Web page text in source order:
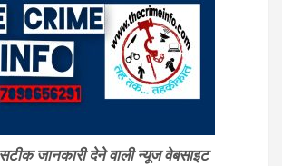
जानकारी देने वाली न्यूज वेबसाइट